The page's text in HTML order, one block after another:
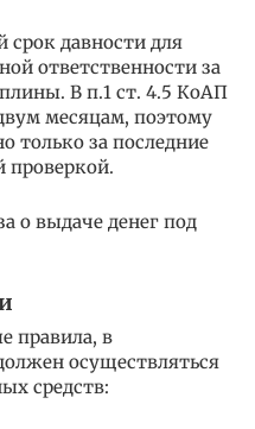
срок давности для
ответственности за
В п.1 ст. 4.5 КоАП
месяцам, поэтому
только за последние
проверкой.
о выдаче денег под
правила, в
осуществляться
средств: